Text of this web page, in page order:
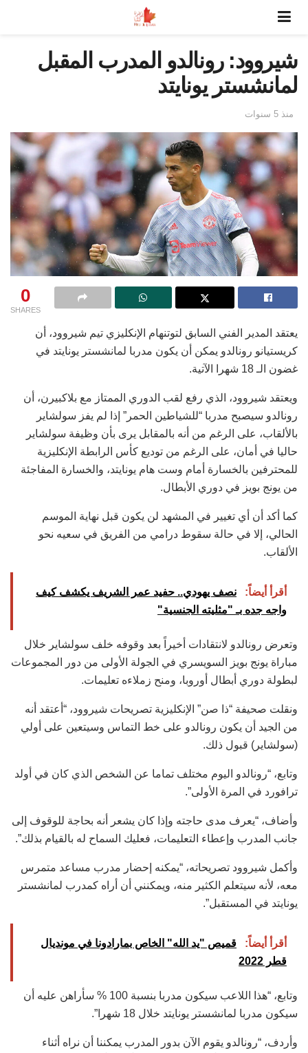
شيروود: رونالدو المدرب المقبل
لمانشستر يونايتد
منذ 5 سنوات
0
SHARES
يعتقد المدير الفني السابق لتوتنهام الإنكليزي تيم شيروود، أن
كريستيانو رونالدو يمكن أن يكون مدربا لمانشستر يونايتد في
غضون الـ 18 شهرا الآتية.
ويعتقد شيروود، الذي رفع لقب الدوري الممتاز مع بلاكبيرن، أن
رونالدو سيصبح مدربا “للشياطين الحمر” إذا لم يفز سولشاير
بالألقاب، على الرغم من أنه بالمقابل يرى بأن وظيفة سولشاير
حاليا في أمان، على الرغم من توديع كأس الرابطة الإنكليزية
للمحترفين بالخسارة أمام وست هام يونايتد، والخسارة المفاجئة
من يونج بويز في دوري الأبطال.
كما أكد أن أي تغيير في المشهد لن يكون قبل نهاية الموسم
الحالي، إلا في حالة سقوط درامي من الفريق في سعيه نحو
الألقاب.
أقرأ أيضاً:
نصف يهودي.. حفيد عمر الشريف يكشف كيف
واجه جده بـ "مثليته الجنسية"
وتعرض رونالدو لانتقادات أخيراً بعد وقوفه خلف سولشاير خلال
مباراة يونج بويز السويسري في الجولة الأولى من دور المجموعات
لبطولة دوري أبطال أوروبا، ومنح زملاءه تعليمات.
ونقلت صحيفة “ذا صن” الإنكليزية تصريحات شيروود، “أعتقد أنه
من الجيد أن يكون رونالدو على خط التماس وسيتعين على أولي
(سولشاير) قبول ذلك.
وتابع، “رونالدو اليوم مختلف تماما عن الشخص الذي كان في أولد
ترافورد في المرة الأولى”.
وأضاف، “يعرف مدى حاجته وإذا كان يشعر أنه بحاجة للوقوف إلى
جانب المدرب وإعطاء التعليمات، فعليك السماح له بالقيام بذلك”.
وأكمل شيروود تصريحاته، “يمكنه إحضار مدرب مساعد متمرس
معه، لأنه سيتعلم الكثير منه، ويمكنني أن أراه كمدرب لمانشستر
يونايتد في المستقبل”.
أقرأ أيضاً:
قميص "يد الله" الخاص بمارادونا في مونديال
قطر 2022
وتابع، “هذا اللاعب سيكون مدربا بنسبة 100 % سأراهن عليه أن
سيكون مدربا لمانشستر يونايتد خلال 18 شهرا”.
وأردف، “رونالدو يقوم الآن بدور المدرب يمكننا أن نراه أثناء